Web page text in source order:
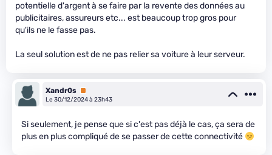
potentielle d'argent à se faire par la revente des données au
publicitaires, assureurs etc... est beaucoup trop gros pour
qu'ils ne le fasse pas.
La seul solution est de ne pas relier sa voiture à leur serveur.
Xandr0s Premium
Le 30/12/2024 à 23h43
Si seulement, je pense que si c'est pas déjà le cas, ça sera de
plus en plus compliqué de se passer de cette connectivité